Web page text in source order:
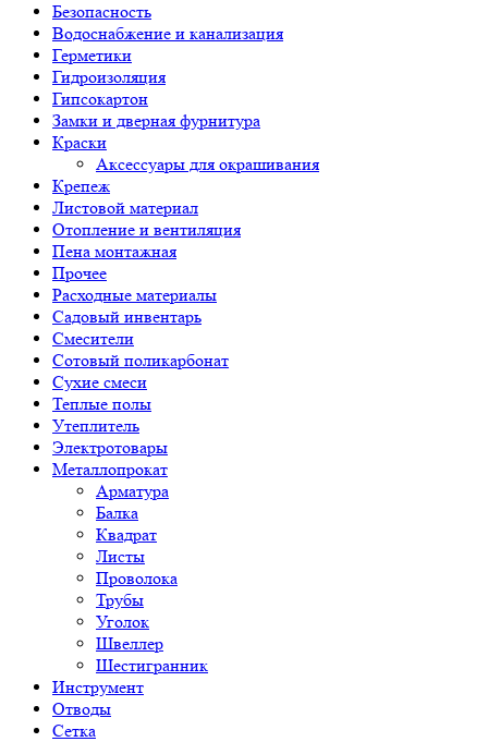
Безопасность
Водоснабжение и канализация
Герметики
Гидроизоляция
Гипсокартон
Замки и дверная фурнитура
Краски
Аксессуары для окрашивания
Крепеж
Листовой материал
Отопление и вентиляция
Пена монтажная
Прочее
Расходные материалы
Садовый инвентарь
Смесители
Сотовый поликарбонат
Сухие смеси
Теплые полы
Утеплитель
Электротовары
Металлопрокат
Арматура
Балка
Квадрат
Листы
Проволока
Трубы
Уголок
Швеллер
Шестигранник
Инструмент
Отводы
Сетка